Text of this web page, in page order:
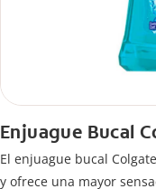
Enjuague Bucal
El enjuague bucal
y ofrece una mayor